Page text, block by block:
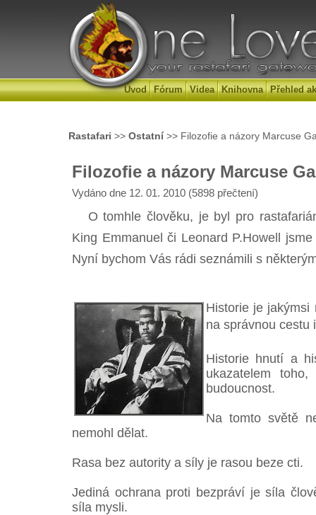
Úvod Fórum Videa Knihovna Přehled
Rastafari >> Ostatní>> Filozofie a názory Marcuse
Filozofie a názory Marcuse
Vydáno dne 12. 01. 2010 (5898 přečtení)
O tomhle člověku, je byl pro
King Emmanuel či Leonard P.Howell
Nyní bychom Vás rádi seznámili s
Historie je jakýmsi
na správnou cestu
Historie hnutí a
ukazatelem
budoucnost.
Na tomto světě
nemohl dělat.
Rasa bez autority a síly je rasou beze cti.
Jediná ochrana proti bezpráví je síla
síla mysli.